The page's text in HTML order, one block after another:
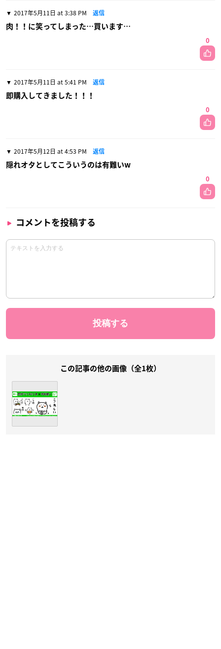
2017年5月11日 at 3:38 PM 返信
肉！！に笑ってしまった…買います…
0
2017年5月11日 at 5:41 PM 返信
即購入してきました！！！
0
2017年5月12日 at 4:53 PM 返信
隠れオタとしてこういうのは有難いw
0
コメントを投稿する
この記事の他の画像（全1枚）